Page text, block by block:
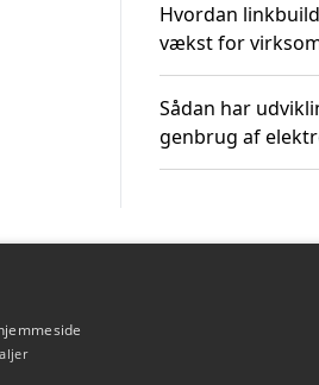
Hvordan
vækst for
Sådan har
genbrug af